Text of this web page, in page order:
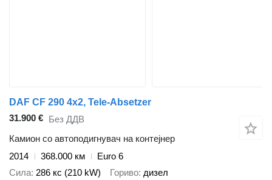
DAF CF 290 4x2, Tele-Absetzer
31.900 € Без ДДВ
Камион со автоподигнувач на контејнер
2014
368.000 км
Euro 6
Сила 286 кс (210 kW) Гориво дизел